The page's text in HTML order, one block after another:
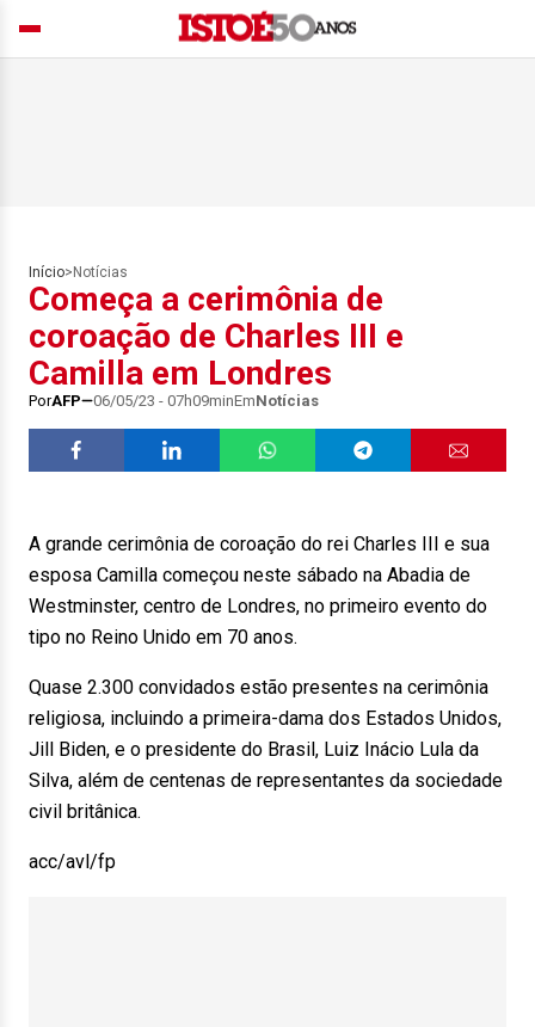
Início> Notícias
Começa a cerimônia de
coroação de Charles III e
Camilla em Londres
PorAFP 06/05/23 - 07h09minEmNotícias
A grande cerimônia de coroação do rei Charles III e sua
esposa Camilla começou neste sábado na Abadia de
Westminster, centro de Londres, no primeiro evento do
tipo no Reino Unido em 70 anos.
Quase 2.300 convidados estão presentes na cerimônia
religiosa, incluindo a primeira-dama dos Estados Unidos,
Jill Biden, e o presidente do Brasil, Luiz Inácio Lula da
Silva, além de centenas de representantes da sociedade
civil britânica.
acc/avl/fp